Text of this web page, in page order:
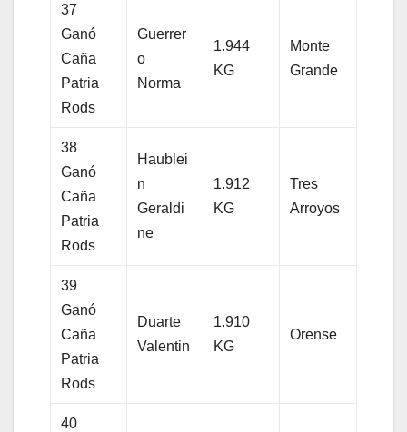
37
Ganó
Caña
Patria
Rods
Guerrer
o
Norma
1.944
KG
Monte
Grande
38
Ganó
Caña
Patria
Rods
Haublei
n
Geraldi
ne
1.912
KG
Tres
Arroyos
39
Ganó
Caña
Patria
Rods
Duarte
Valentin
1.910
KG
Orense
40